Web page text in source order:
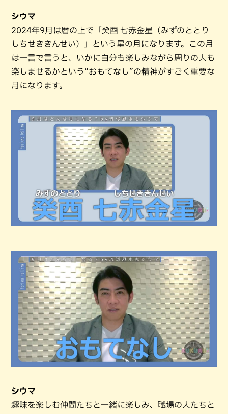
シウマ
2024年9月は暦の上で「癸酉 七赤金星（みずのととり
しちせききんせい）」という星の月になります。この月
は一言で言うと、いかに自分も楽しみながら周りの人も
楽しませるかという“おもてなし”の精神がすごく重要な
月になります。
シウマ
趣味を楽しむ仲間たちと一緒に楽しみ、職場の人たちと